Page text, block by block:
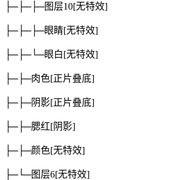
├─├─├─图层10[无特效]
├─├─├─眼睛[无特效]
├─├─└─眼白[无特效]
├─├─肉色[正片叠底]
├─├─阴影[正片叠底]
├─├─腮红[阴影]
├─├─颜色[无特效]
├─└─图层6[无特效]